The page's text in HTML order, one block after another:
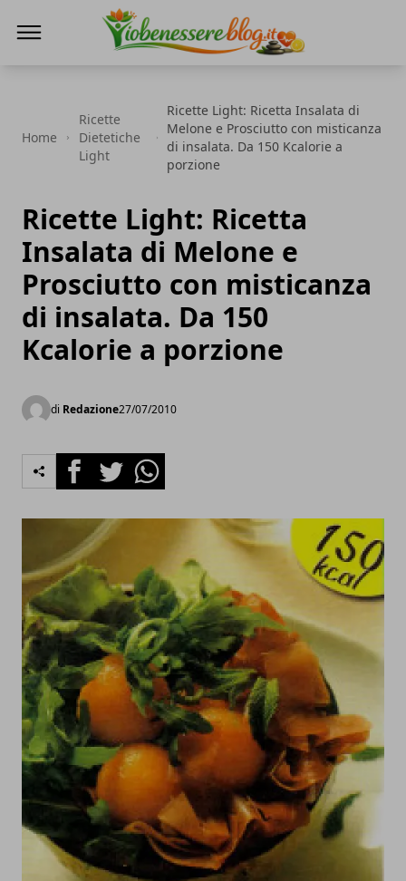
Home
Ricette
Dietetiche
Light
Ricette Light: Ricetta Insalata di
Melone e Prosciutto con misticanza
di insalata. Da 150 Kcalorie a
porzione
Ricette Light: Ricetta
Insalata di Melone e
Prosciutto con misticanza
di insalata. Da 150
Kcalorie a porzione
di Redazione27/07/2010
FacebookTwitterWhatsapp